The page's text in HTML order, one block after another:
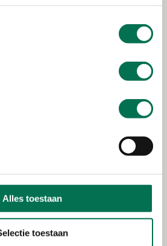
Alles toestaan
toestaan
en natuur
bedrijf bijvoorbeeld in een
Hoe u dit aanvraagt, leest u